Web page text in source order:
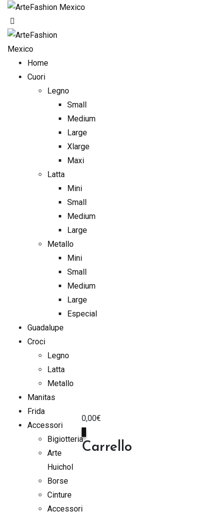
Skip
content
Home
Cuori
Legno
Small
Medium
Large
Xlarge
Maxi
Latta
Mini
Small
Medium
Large
Metallo
Mini
Small
Medium
Large
Especial
Guadalupe
Croci
Legno
Latta
Metallo
Manitas
Frida
Accessori
Bigiotteria
Arte
Huichol
Borse
Cinture
Accessori
0,00€
0
Carrello